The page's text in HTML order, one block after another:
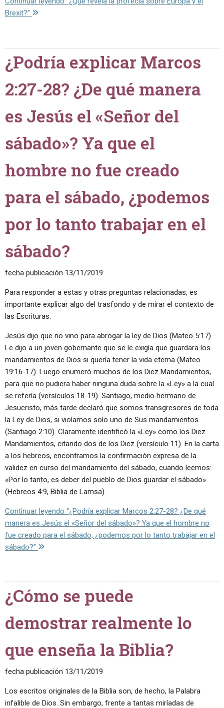
Brexit?”
¿Podría explicar Marcos
2:27-28? ¿De qué manera
es Jesús el «Señor del
sábado»? Ya que el
hombre no fue creado
para el sábado, ¿podemos
por lo tanto trabajar en el
sábado?
fecha publicación 13/11/2019
Para responder a estas y otras preguntas relacionadas, es
importante explicar algo del trasfondo y de mirar el contexto de
las Escrituras.
Jesús dijo que no vino para abrogar la ley de Dios (Mateo 5:17).
Le dijo a un joven gobernante que se le exigía que guardara los
mandamientos de Dios si quería tener la vida eterna (Mateo
19:16-17). Luego enumeró muchos de los Diez Mandamientos,
para que no pudiera haber ninguna duda sobre la «Ley» a la cual
se refería (versículos 18-19). Santiago, medio hermano de
Jesucristo, más tarde declaró que somos transgresores de toda
la Ley de Dios, si violamos solo uno de Sus mandamientos
(Santiago 2:10). Claramente identificó la «Ley» como los Diez
Mandamientos, citando dos de los Diez (versículo 11). En la carta
a los hebreos, encontramos la confirmación expresa de la
validez en curso del mandamiento del sábado, cuando leemos:
«Por lo tanto, es deber del pueblo de Dios guardar el sábado»
(Hebreos 4:9, Biblia de Lamsa).
Continuar leyendo “¿Podría explicar Marcos 2:27-28? ¿De qué
manera es Jesús el «Señor del sábado»? Ya que el hombre no
fue creado para el sábado, ¿podemos por lo tanto trabajar en el
sábado?”
¿Cómo se puede
demostrar realmente lo
que enseña la Biblia?
fecha publicación 13/11/2019
Los escritos originales de la Biblia son, de hecho, la Palabra
infalible de Dios. Sin embargo, frente a tantas miríadas de